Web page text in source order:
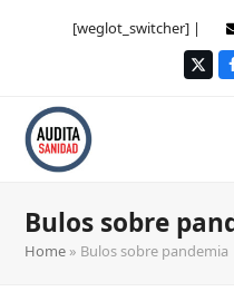
[weglot_switcher] |
Bulos sobre
Home » Bulos sobre pandemia